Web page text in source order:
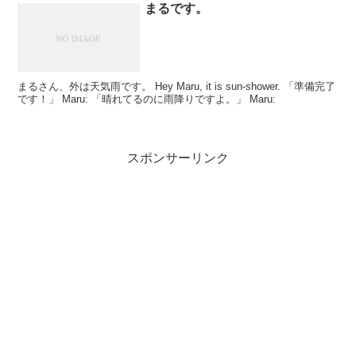
まるです。
まるさん、外は天気雨です。 Hey Maru, it is sun-shower. 「準備完了
です！」 Maru: 「晴れてるのに雨降りですよ。」 Maru:
スポンサーリンク